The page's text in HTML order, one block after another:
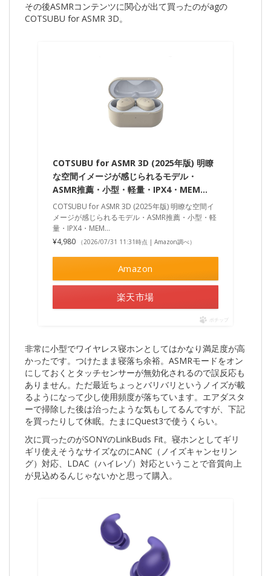
その後ASMRコンテンツに関心が出て買ったのがagの
COTSUBU for ASMR 3D。
COTSUBU for ASMR 3D (2025年版) 明瞭
な空間イメージが感じられるモデル・
ASMR推薦・小型・軽量・IPX4・MEM…
COTSUBU for ASMR 3D (2025年版) 明瞭な空間イ
メージが感じられるモデル・ASMR推薦・小型・軽
量・IPX4・MEM…
¥4,980
（2026/07/31 11:31時点 | Amazon調べ）
Amazon
楽天市場
ポチップ
非常に小型でワイヤレス寝ホンとしてはかなり満足度が高
かったです。つけたまま寝落ち余裕。ASMRモードをオン
にしておくとタッチセンサーが無効化されるので誤反応も
ありません。ただ最近ちょっとバリバリというノイズが載
るようになって少し使用頻度が落ちています。エアダスタ
ーで掃除した後は治ったような気もしてるんですが、下記
を買ったりして休眠。たまにQuest3で使うくらい。
次に買ったのがSONYのLinkBuds Fit。寝ホンとしてギリ
ギリ使えそうなサイズなのにANC（ノイズキャンセリン
グ）対応、LDAC（ハイレゾ）対応ということで音質向上
が見込めるんじゃないかと思って購入。